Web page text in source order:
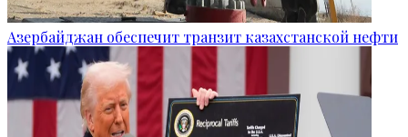
Азербайджан обеспечит транзит казахстанской нефти